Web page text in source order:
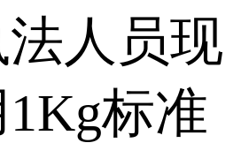
人员现
标准